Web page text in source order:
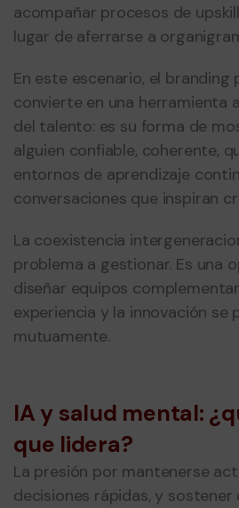
acompañar procesos de
lugar de aferrarse a
En este escenario, el branding
convierte en una herramienta
del talento: es su forma de
alguien confiable, coherente,
entornos de aprendizaje
conversaciones que inspiran
La coexistencia
problema a gestionar. Es una
diseñar equipos
experiencia y la innovación se
mutuamente.
IA y salud mental:
que lidera?
La presión por mantenerse
decisiones rápidas, y sostener